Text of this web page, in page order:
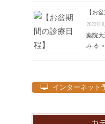
【お
2023年
薬院
みる »
インターネット